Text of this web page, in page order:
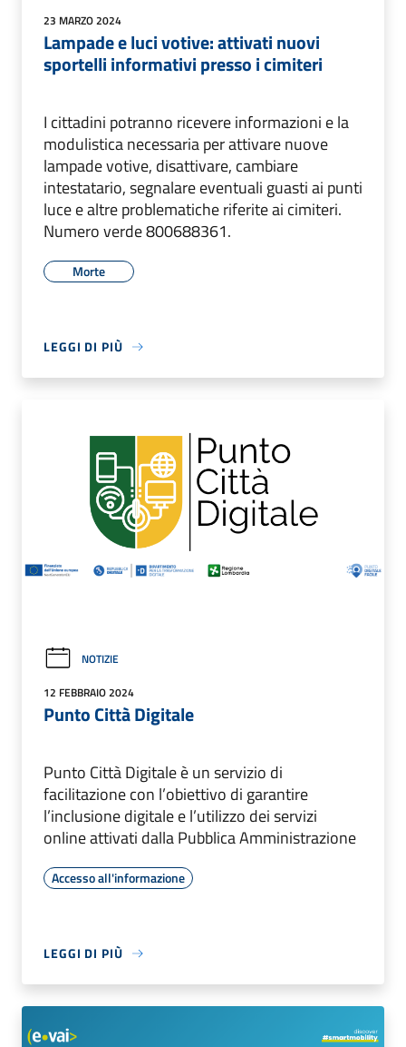
23 MARZO 2024
Lampade e luci votive: attivati nuovi
sportelli informativi presso i cimiteri
I cittadini potranno ricevere informazioni e la
modulistica necessaria per attivare nuove
lampade votive, disattivare, cambiare
intestatario, segnalare eventuali guasti ai punti
luce e altre problematiche riferite ai cimiteri.
Numero verde 800688361.
Morte
LEGGI DI PIÙ
NOTIZIE
12 FEBBRAIO 2024
Punto Città Digitale
Punto Città Digitale è un servizio di
facilitazione con l’obiettivo di garantire
l’inclusione digitale e l’utilizzo dei servizi
online attivati dalla Pubblica Amministrazione
Accesso all'informazione
LEGGI DI PIÙ